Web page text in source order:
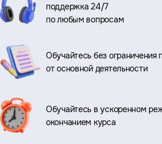
поддержка 24/7
по любым вопросам
Обучайтесь без ограничения
от основной деятельности
Обучайтесь в ускоренном
окончанием курса